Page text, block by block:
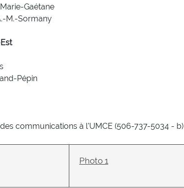
Gaétane
M.-Sormany
Pépin
communications à l'UMCE (506-737-5034 - b)
Photo 1